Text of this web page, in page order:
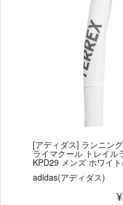
[アディダス] ランニン
ライマクール トレイル
KPD29 メンズ ホワイ
adidas(アディダス)